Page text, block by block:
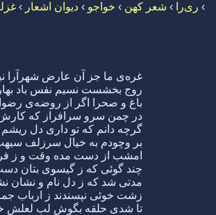
› ری‌را › شعر کهن › خواجو › دیوان اشعار ›
غره‌ی ما جز آن عارض شهرآرا
روج بخشست نسیم نفس باد بهار
باغ و صحرا اگر از روضه‌ی
در چمن سرو سرافراز که
گرچه دانم که تو داری دل ریشم
بر وچودم به خیال سرزلف
امشب از دست مده وقت و ز
چند گوئی که ز گیسوی بتان
مدتی شد که ز دل نام و نشان
زشت خوئی نپسندند ز ارباب
تا شدی حلقه بگوش لب لعلش